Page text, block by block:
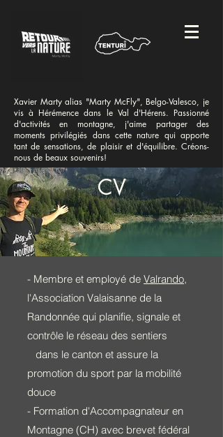
Xavier Marty alias "Marty McFly", Belgo-Valesco, je
vis à Hérémence dans le Val d'Hérens. Passionné
d'activités en montagne, j'aime partager des
momentsprivilégiés dans cette nature qui apporte
tant de sensations, de plaisir et d'équilibre. Créons-
nous de beaux souvenirs!
CV
- Membre et employé de Valrando,
l'Association Valaisanne de la
Randonnée qui planifie, signale et
contrôle le réseau des sentiers
dans le canton et assure la
promotion du sport par la mobilité
douce
- Formation d'Accompagnateur en
Montagne (CH) avec brevet fédéral